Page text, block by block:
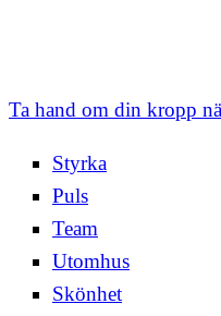
Ta hand om din kropp
Styrka
Puls
Team
Utomhus
Skönhet